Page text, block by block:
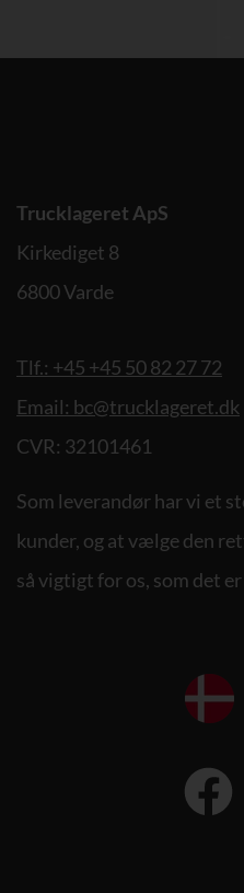
Trucklageret ApS
Kirkediget 8
6800 Varde
Tlf.: +45 +45 50 82 27 72
Email: bc@trucklageret.dk
CVR: 32101461
Som leverandør har vi et
kunder, og at vælge den
så vigtigt for os, som det